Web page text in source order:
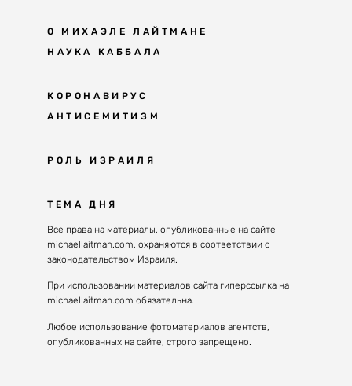
О МИХАЭЛЕ ЛАЙТМАНЕ
НАУКА КАББАЛА
Мудрость каббалы
Каббала сегодня
Великие каббалисты
Духовные состояния
Конгрессы каббалы
Каббалистическая музыка
Духовные состояния
КОРОНАВИРУС
АНТИСЕМИТИЗМ
Антисемитизм в современном мире
Решение
РОЛЬ ИЗРАИЛЯ
Почему евреи
Израиль сегодня
Избраны служить миру
ТЕМА ДНЯ
Все права на материалы, опубликованные на сайте
michaellaitman.com, охраняются в соответствии с
законодательством Израиля.
При использовании материалов сайта гиперссылка на
michaellaitman.com обязательна.
Любое использование фотоматериалов агентств,
опубликованных на сайте, строго запрещено.